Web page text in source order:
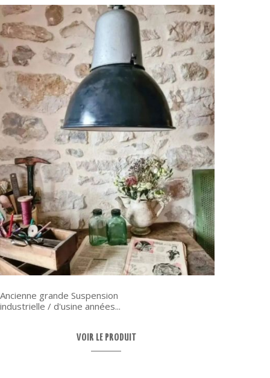
Ancienne grande Suspension
industrielle / d'usine années...
VOIR LE PRODUIT